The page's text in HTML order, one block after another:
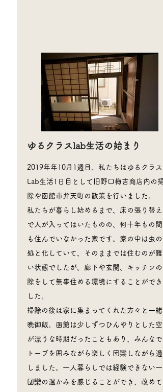
​ゆるクラスlab生活の始まり
2019年年10月1週目、私たちはゆるクラス
Lab生活1日目として旧野口梅吉商店内の掃
除や函館市弁天町の散策を行いました。
私たちが暮らし始めるまで、床の張り替え
で人が入ってはいたものの、何十年もの間
も住んでいなかった家です。家の中は虫の
処と化していて、そのままでは住むのが難
い状態でしたが、廊下や玄関、キッチンの
除をして無事住める環境にすることができ
した。
掃除の後は家に集まってくれた方々と一緒
晩御飯。函館は少しずつひんやりとした空
が漂うな時期だったこともあり、みんなで
トーブを囲みながら楽しく団欒しながら過
しました。一人暮らしでは経験できない一
団欒の温かみを感じることができ、改めて